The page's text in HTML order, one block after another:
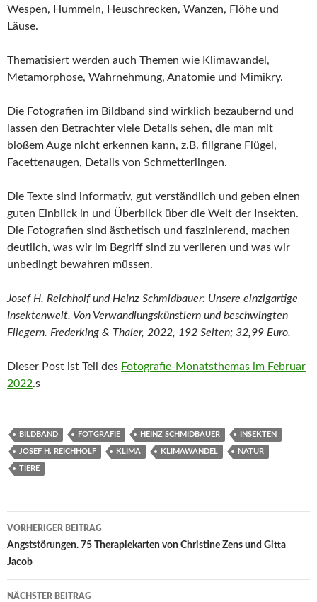
Wespen, Hummeln, Heuschrecken, Wanzen, Flöhe und
Läuse.
Thematisiert werden auch Themen wie Klimawandel,
Metamorphose, Wahrnehmung, Anatomie und Mimikry.
Die Fotografien im Bildband sind wirklich bezaubernd und
lassen den Betrachter viele Details sehen, die man mit
bloßem Auge nicht erkennen kann, z.B. filigrane Flügel,
Facettenaugen, Details von Schmetterlingen.
Die Texte sind informativ, gut verständlich und geben einen
guten Einblick in und Überblick über die Welt der Insekten.
Die Fotografien sind ästhetisch und faszinierend, machen
deutlich, was wir im Begriff sind zu verlieren und was wir
unbedingt bewahren müssen.
Josef H. Reichholf und Heinz Schmidbauer: Unsere einzigartige
Insektenwelt. Von Verwandlungskünstlern und beschwingten
Fliegern. Frederking & Thaler, 2022, 192 Seiten; 32,99 Euro.
Dieser Post ist Teil des Fotografie-Monatsthemas im Februar
2022.s
BILDBAND FOTGRAFIE HEINZ SCHMIDBAUER INSEKTEN
JOSEF H. REICHHOLF KLIMA KLIMAWANDEL NATUR
TIERE
Beitragsnavigation
VORHERIGER BEITRAG
Angststörungen. 75 Therapiekarten von Christine Zens und Gitta
Jacob
NÄCHSTER BEITRAG